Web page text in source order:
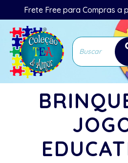
Frete Free para Compras a